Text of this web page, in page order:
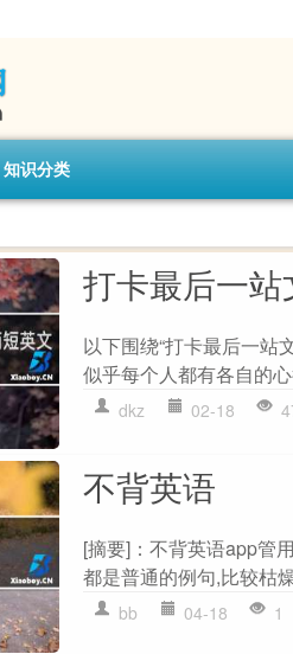
知识分类
打卡最后一
以下围绕“打卡最后一站
似乎每个人都有各自的
dkz 02-18
不背英语
[摘要]：不背英语app管
都是普通的例句,比较枯
bb 04-18 1